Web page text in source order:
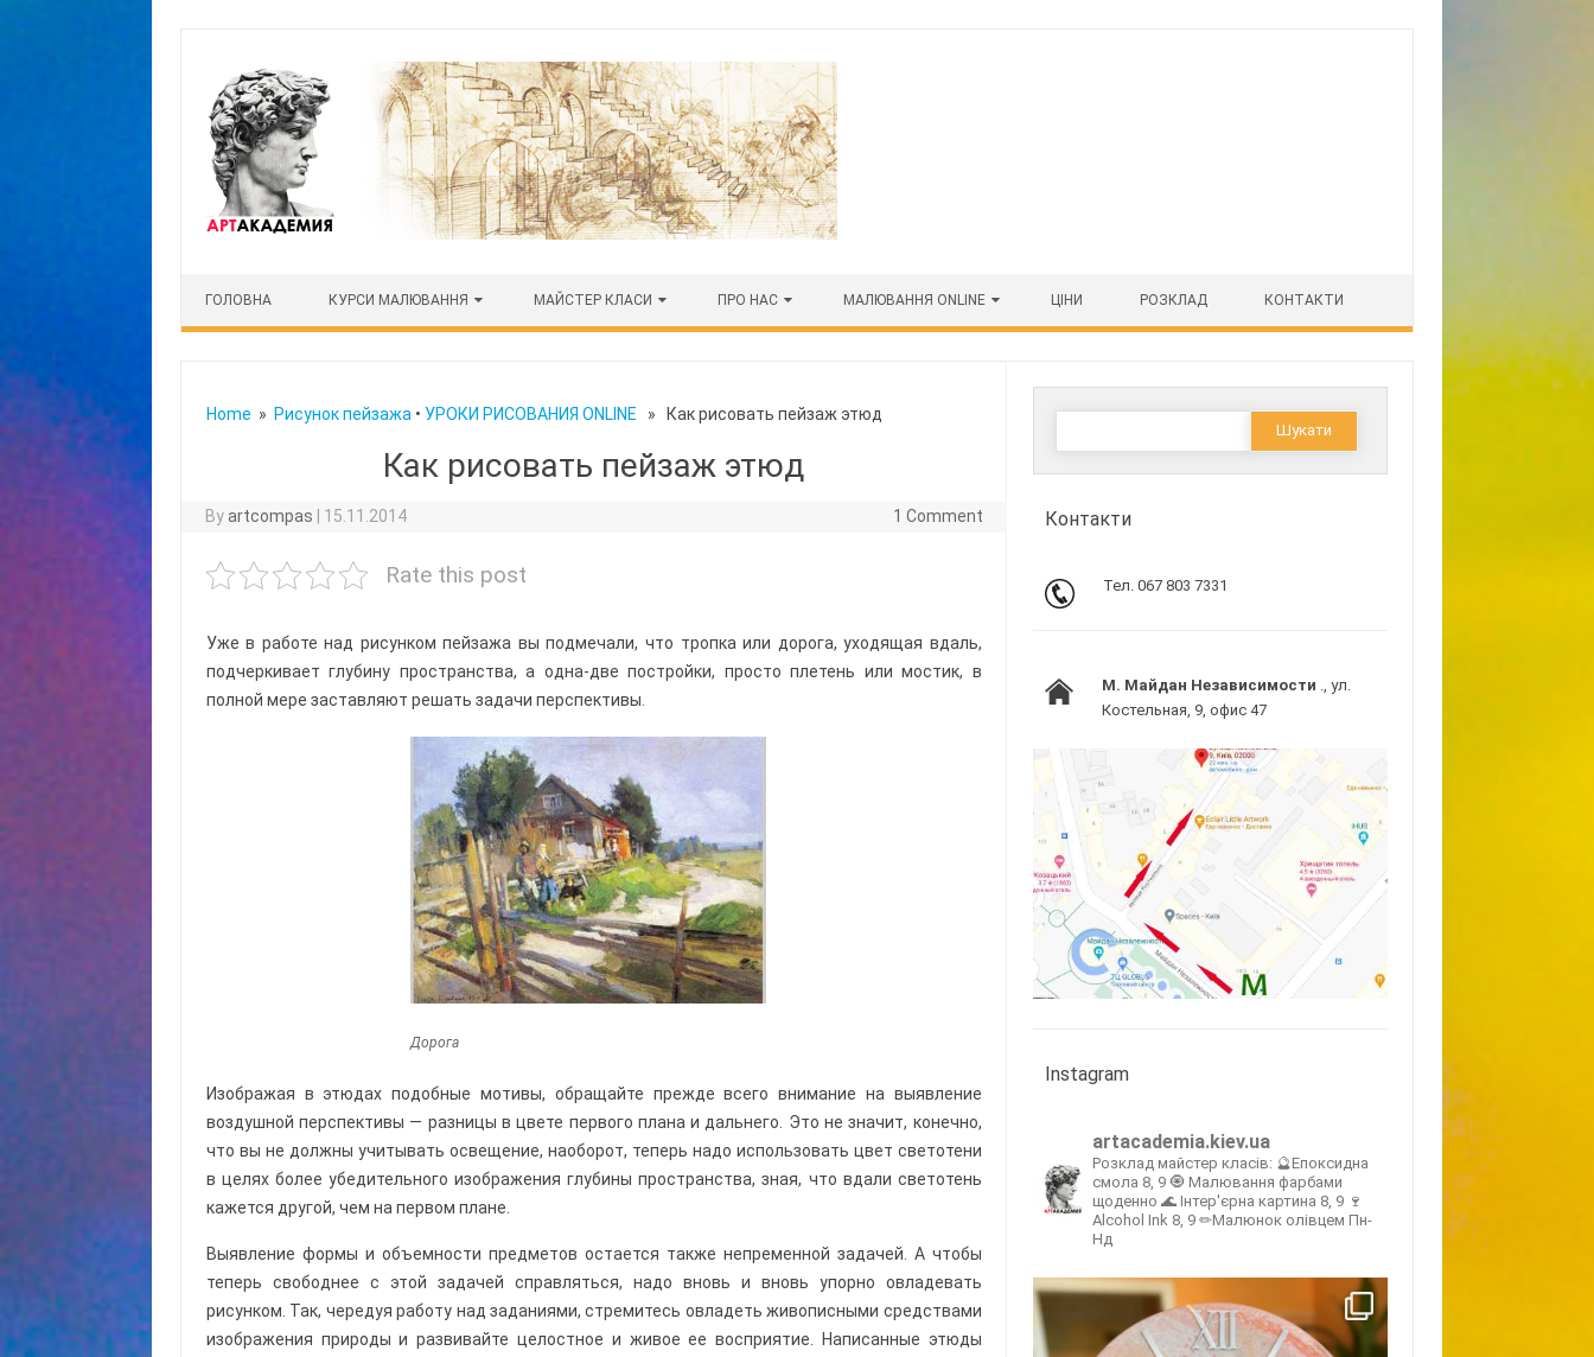
ГОЛОВНА КУРСИ МАЛЮВАННЯ МАЙСТЕР КЛАСИ ПРО НАС МАЛЮВАННЯ ONLINE ЦІНИ РОЗКЛАД КОНТАКТИ
Home » Рисунок пейзажа • УРОКИ РИСОВАНИЯ ONLINE » Как рисовать пейзаж этюд
Как рисовать пейзаж этюд
Byartcompas 15.11.2014 1 Comment
Rate this post
Уже в работе над рисунком пейзажа вы подмечали, что тропка или дорога, уходящая вдаль,
подчеркивает глубину пространства, а одна-две постройки, просто плетень или мостик, в
полной мере заставляют решать задачи перспективы.
Дорога
Изображая в этюдах подобные мотивы, обращайте прежде всего внимание на выявление
воздушной перспективы — разницы в цвете первого плана и дальнего. Это не значит, конечно,
что вы не должны учитывать освещение, наоборот, теперь надо использовать цвет светотени
в целях более убедительного изображения глубины пространства, зная, что вдали светотень
кажется другой, чем на первом плане.
Выявление формы и объемности предметов остается также непременной задачей. А чтобы
теперь свободнее с этой задачей справляться, надо вновь и вновь упорно овладевать
рисунком. Так, чередуя работу над заданиями, стремитесь овладеть живописными сред­ствами
изображения природы и развивайте целостное и живое ее восприятие. Написанные этюды
Пошук:
Контакти
Тел. 067 803 7331
M. Майдан Независимости
., ул.
Костельная, 9, офис 47
Instagram
artacademia.kiev.ua
Розклад майстер класів: 🔮Епоксидна
смола 8, 9 🧿 Малювання фарбами
щоденно 🌊 Інтер'єрна картина 8, 9 🍷
Alcohol Ink 8, 9 ✏Малюнок олівцем Пн-
Нд